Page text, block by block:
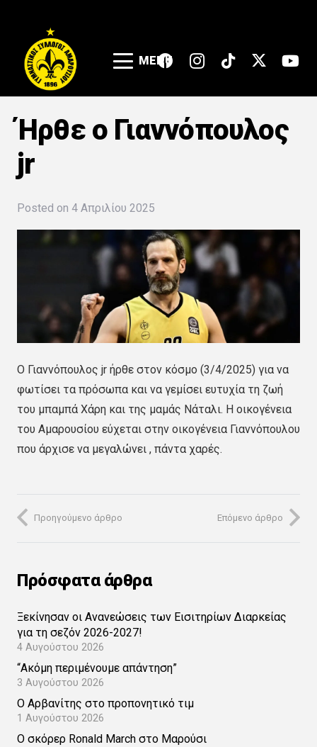
MENU
Ήρθε ο Γιαννόπουλος
jr
Posted on 4 Απριλίου 2025
Ο Γιαννόπουλος jr ήρθε στον κόσμο (3/4/2025) για να
φωτίσει τα πρόσωπα και να γεμίσει ευτυχία τη ζωή
του μπαμπά Χάρη και της μαμάς Nάταλι. Η οικογένεια
του Αμαρουσίου εύχεται στην οικογένεια Γιαννόπουλου
που άρχισε να μεγαλώνει , πάντα χαρές.
Προηγούμενο άρθρο Επόμενο άρθρο
Πρόσφατα άρθρα
Ξεκίνησαν οι Ανανεώσεις των Εισιτηρίων Διαρκείας
για τη σεζόν 2026-2027!
4 Αυγούστου 2026
“Ακόμη περιμένουμε απάντηση”
3 Αυγούστου 2026
Ο Αρβανίτης στο προπονητικό τιμ
1 Αυγούστου 2026
Ο σκόρερ Ronald March στο Μαρούσι